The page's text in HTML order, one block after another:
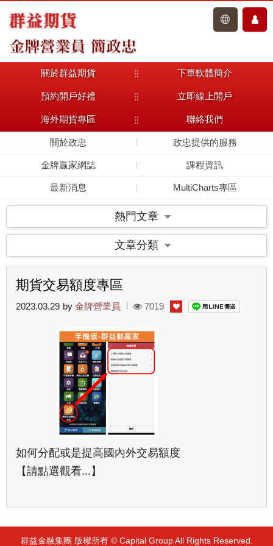
主選單
關於群益期貨 下單軟體簡介
預約開戶好禮 立即線上開戶
海外期貨專區 聯絡我們
關於政忠 政忠提供的服務
金牌贏家網誌 課程資訊
最新消息 MultiCharts專區
熱門文章
文章分類
期貨交易額度專區
2023.03.29 by 金牌營業員 7019
如何分配或是提高國內外交易額度
【請點選觀看...】
群益金融集團 版權所有 © Capital Group All Rights Reserved.